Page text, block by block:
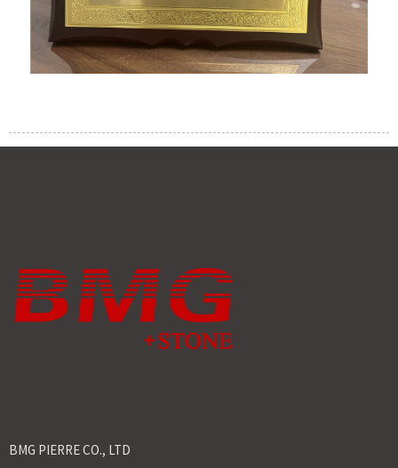
BMG PIERRE CO., LTD